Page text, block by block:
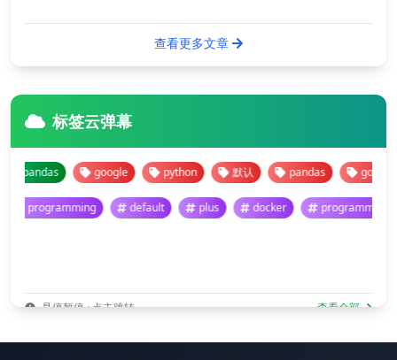
查看更多文章
标签云弹幕
pandas google python 默认 pandas google
programming default plus docker
悬停暂停 · 点击跳转 查看全部